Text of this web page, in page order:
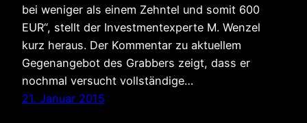
bei weniger als einem Zehntel und somit 600
EUR“, stellt der Investmentexperte M. Wenzel
kurz heraus. Der Kommentar zu aktuellem
Gegenangebot des Grabbers zeigt, dass er
nochmal versucht vollständige…
21. Januar 2015